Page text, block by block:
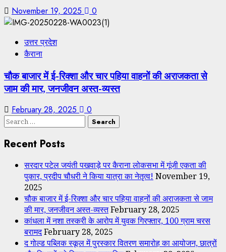
November 19, 2025 0
उत्तर प्रदेश
कैराना
चौक बाजार में ई-रिक्शा और चार पहिया वाहनों की अराजकता से
जाम की मार, जनजीवन अस्त-व्यस्त
February 28, 2025
0
Search
Recent Posts
सरदार पटेल जयंती पखवाड़े पर कैराना लोकसभा में गूंजी एकता की
पुकार, प्रदीप चौधरी ने किया यात्रा का नेतृत्व! November 19,
2025
चौक बाजार में ई-रिक्शा और चार पहिया वाहनों की अराजकता से जाम
की मार, जनजीवन अस्त-व्यस्तFebruary 28, 2025
कांधला में नशा तस्करी के आरोप में युवक गिरफ्तार, 100 ग्राम चरस
बरामदFebruary 28, 2025
द गोल्ड पब्लिक स्कूल में पुरस्कार वितरण समारोह का आयोजन, छात्रों